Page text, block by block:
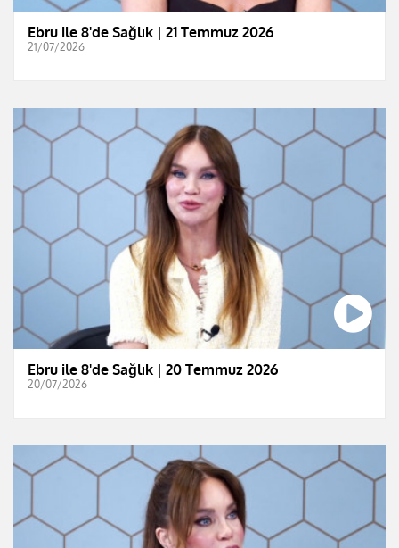
Ebru ile 8'de Sağlık | 21 Temmuz 2026
21/07/2026
Ebru ile 8'de Sağlık | 20 Temmuz 2026
20/07/2026